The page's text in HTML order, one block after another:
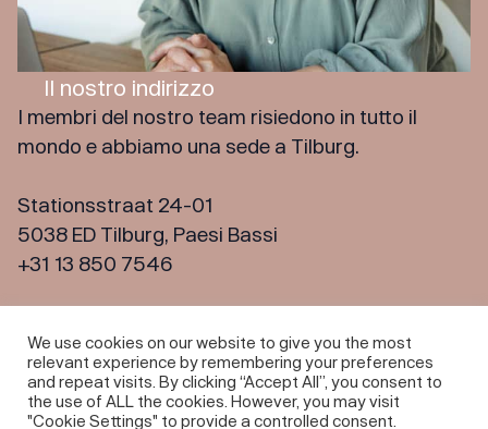
Il nostro indirizzo
I membri del nostro team risiedono in tutto il
mondo e abbiamo una sede a Tilburg.
Stationsstraat 24-01
5038 ED Tilburg, Paesi Bassi
+31 13 850 7546
Aperto:
Da lunedì a venerdì, dalle 9.00 alle 17.00
We use cookies on our website to give you the most
relevant experience by remembering your preferences
and repeat visits. By clicking “Accept All”, you consent to
the use of ALL the cookies. However, you may visit
"Cookie Settings" to provide a controlled consent.